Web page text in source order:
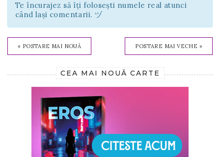
Te încurajez să îți folosești numele real atunci
când lași comentarii. ヅ
« POSTARE MAI NOUĂ POSTARE MAI VECHE »
CEA MAI NOUĂ CARTE